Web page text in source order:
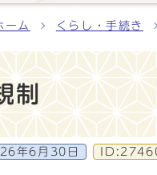
ーム くらし・手続き
制
年6月30日